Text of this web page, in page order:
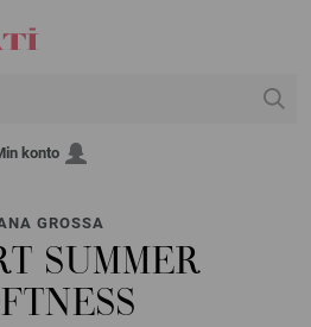
konto
GROSSA
SUMMER